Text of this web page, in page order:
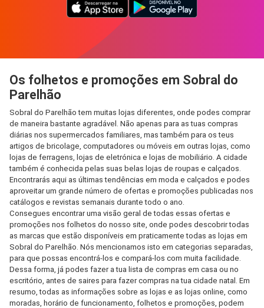
Os folhetos e promoções em Sobral do
Parelhão
Sobral do Parelhão tem muitas lojas diferentes, onde podes comprar
de maneira bastante agradável. Não apenas para as tuas compras
diárias nos supermercados familiares, mas também para os teus
artigos de bricolage, computadores ou móveis em outras lojas, como
lojas de ferragens, lojas de eletrónica e lojas de mobiliário. A cidade
também é conhecida pelas suas belas lojas de roupas e calçados.
Encontrarás aqui as últimas tendências em moda e calçados e podes
aproveitar um grande número de ofertas e promoções publicadas nos
catálogos e revistas semanais durante todo o ano.
Consegues encontrar uma visão geral de todas essas ofertas e
promoções nos folhetos do nosso site, onde podes descobrir todas
as marcas que estão disponíveis em praticamente todas as lojas em
Sobral do Parelhão. Nós mencionamos isto em categorias separadas,
para que possas encontrá-los e compará-los com muita facilidade.
Dessa forma, já podes fazer a tua lista de compras em casa ou no
escritório, antes de saires para fazer compras na tua cidade natal. Em
resumo, todas as informações sobre as lojas e as lojas online, como
moradas, horário de funcionamento, folhetos e promoções, podem